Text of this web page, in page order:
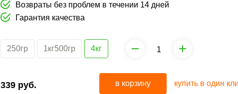
Возвраты без проблем в течении 14 дней
Гарантия качества
250гр 1кг500гр 4кг
339 руб. в корзину купить в один